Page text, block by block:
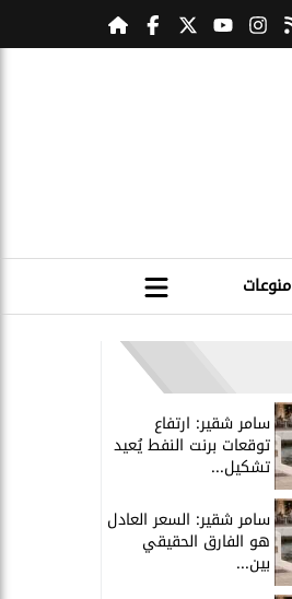
منوعات
سامر شقير: ارتفاع
توقعات برنت النفط يُعيد
تشكيل...
سامر شقير: السعر العادل
هو الفارق الحقيقي
بين...